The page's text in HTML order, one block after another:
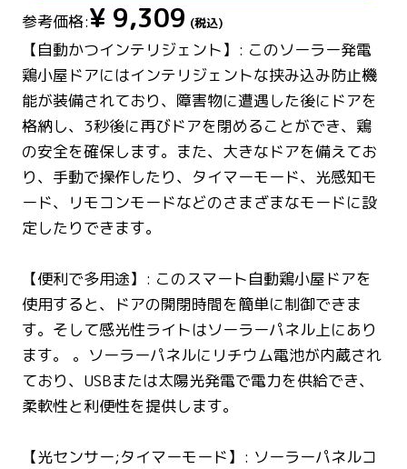
参考価格:¥ 9,309 (税込)
【自動かつインテリジェント】: このソーラー発電
鶏小屋ドアにはインテリジェントな挟み込み防止機
能が装備されており、障害物に遭遇した後にドアを
格納し、3秒後に再びドアを閉めることができ、鶏
の安全を確保します。また、大きなドアを備えてお
り、手動で操作したり、タイマーモード、光感知モ
ード、リモコンモードなどのさまざまなモードに設
定したりできます。
【便利で多用途】: このスマート自動鶏小屋ドアを
使用すると、ドアの開閉時間を簡単に制御できま
す。そして感光性ライトはソーラーパネル上にあり
ます。 。ソーラーパネルにリチウム電池が内蔵され
ており、USBまたは太陽光発電で電力を供給でき、
柔軟性と利便性を提供します。
【光センサー;タイマーモード】: ソーラーパネルコ